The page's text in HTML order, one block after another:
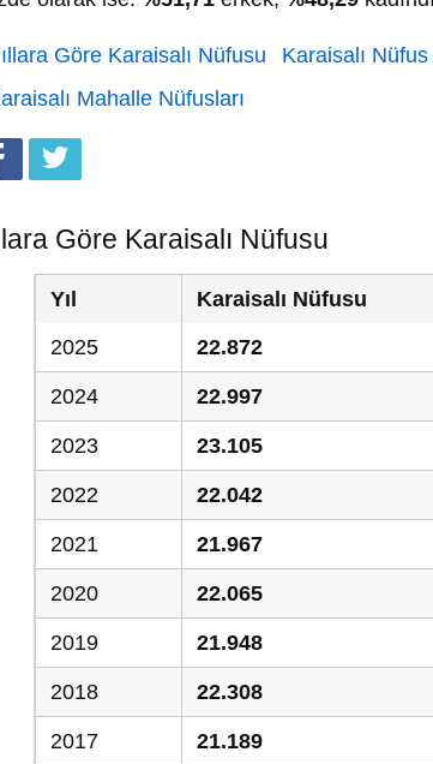
Göre Karaisalı Nüfusu
Karaisalı Nüfus
Mahalle Nüfusları
Göre Karaisalı Nüfusu
Yıl Karaisalı Nüfusu
2025
22.872
2024 22.997
2023 23.105
2022 22.042
2021 21.967
2020 22.065
2019 21.948
2018 22.308
2017 21.189